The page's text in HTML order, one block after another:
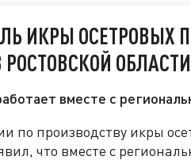
ИКРЫ ОСЕТРОВЫХ
ОБЛАСТИ
вместе с
по производству икры
что вместе с